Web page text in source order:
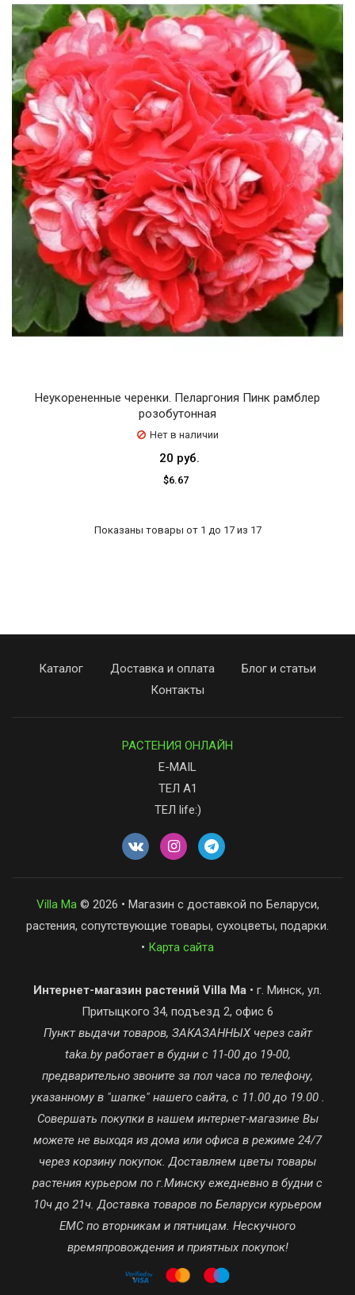
Неукорененные черенки. Пеларгония Пинк рамблер
розобутонная
Нет в наличии
20 руб.
$6.67
Показаны товары от 1 до 17 из 17
Каталог Доставка и оплата
Блог и статьи
Контакты
РАСТЕНИЯ ОНЛАЙН
E-MAIL
ТЕЛ А1
ТЕЛ life:)
Villa Ma © 2026 • Магазин с доставкой по Беларуси,
растения, сопутствующие товары, сухоцветы, подарки.
• Карта сайта
Интернет-магазин растений Villa Ma • г. Минск, ул.
Притыцкого 34, подъезд 2, офис 6
Пункт выдачи товаров, ЗАКАЗАННЫХ через сайт
taka.by работает в будни с 11-00 до 19-00,
предварительно звоните за пол часа по телефону,
указанному в "шапке" нашего сайта, с 11.00 до 19.00 .
Совершать покупки в нашем интернет-магазине Вы
можете не выходя из дома или офиса в режиме 24/7
через корзину покупок. Доставляем цветы товары
растения курьером по г.Минску ежедневно в будни с
10ч до 21ч. Доставка товаров по Беларуси курьером
ЕМС по вторникам и пятницам. Нескучного
времяпровождения и приятных покупок!